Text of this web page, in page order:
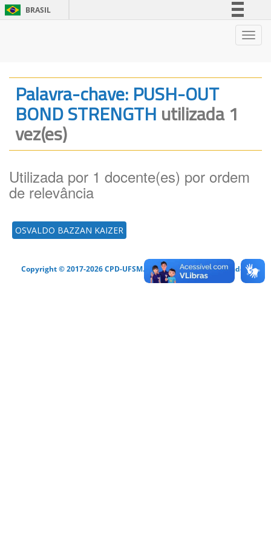
BRASIL
Legislação
Canais
Palavra-chave: PUSH-OUT
BOND STRENGTH utilizada 1
vez(es)
Utilizada por 1 docente(es) por ordem
de relevância
OSVALDO BAZZAN KAIZER
Copyright © 2017-2026 CPD-UFSM. Todos os direitos reservados.